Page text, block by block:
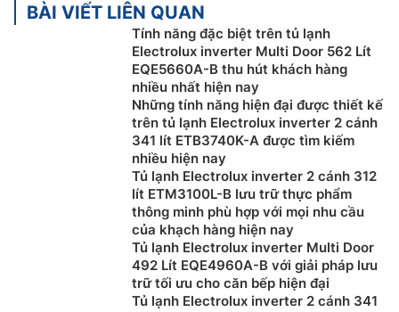
BÀI VIẾT LIÊN QUAN
Tính năng đặc biệt trên tủ lạnh
Electrolux inverter Multi Door 562 Lít
EQE5660A-B thu hút khách hàng
nhiều nhất hiện nay
Những tính năng hiện đại được thiết kế
trên tủ lạnh Electrolux inverter 2 cánh
341 lít ETB3740K-A được tìm kiếm
nhiều hiện nay
Tủ lạnh Electrolux inverter 2 cánh 312
lít ETM3100L-B lưu trữ thực phẩm
thông minh phù hợp với mọi nhu cầu
của khạch hàng hiện nay
Tủ lạnh Electrolux inverter Multi Door
492 Lít EQE4960A-B với giải pháp lưu
trữ tối ưu cho căn bếp hiện đại
Tủ lạnh Electrolux inverter 2 cánh 341